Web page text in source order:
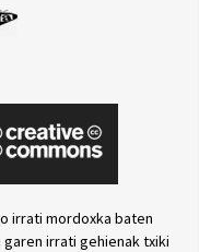
irrati mordoxka baten
irrati gehienak txiki